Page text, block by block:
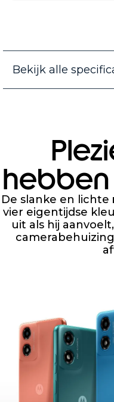
Bekijk alle
hebben
De slanke en lichte
vier eigentijdse
uit als hij